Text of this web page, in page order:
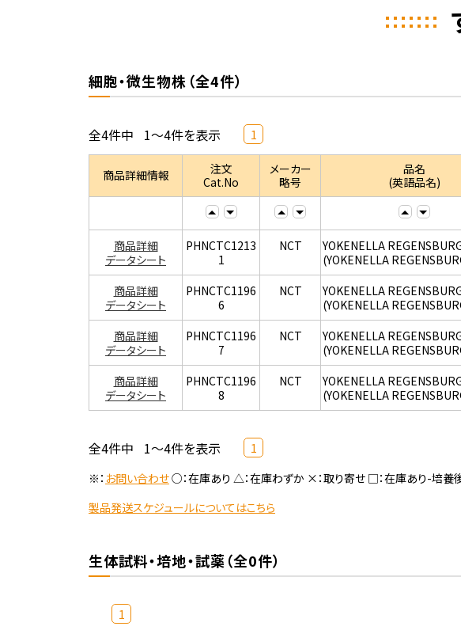
細胞・微生物株（全4件）
全4件中 1～4件を表示 1
商品詳細情報
注文
Cat.No
メーカー
略号
品名
(英語品名)
商品詳細
データシート
PHNCTC1213
1
NCT
YOKENELLA
(YOKENELLA
商品詳細
データシート
PHNCTC1196
6
NCT
YOKENELLA
(YOKENELLA
商品詳細
データシート
PHNCTC1196
7
NCT
YOKENELLA
(YOKENELLA
商品詳細
データシート
PHNCTC1196
8
NCT
YOKENELLA
(YOKENELLA
全4件中 1～4件を表示 1
※： お問い合わせ○：在庫あり △：在庫わずか ×：取り寄せ □：在庫あり-培養
製品発送スケジュールについてはこちら
生体試料・培地・試薬（全0件）
1